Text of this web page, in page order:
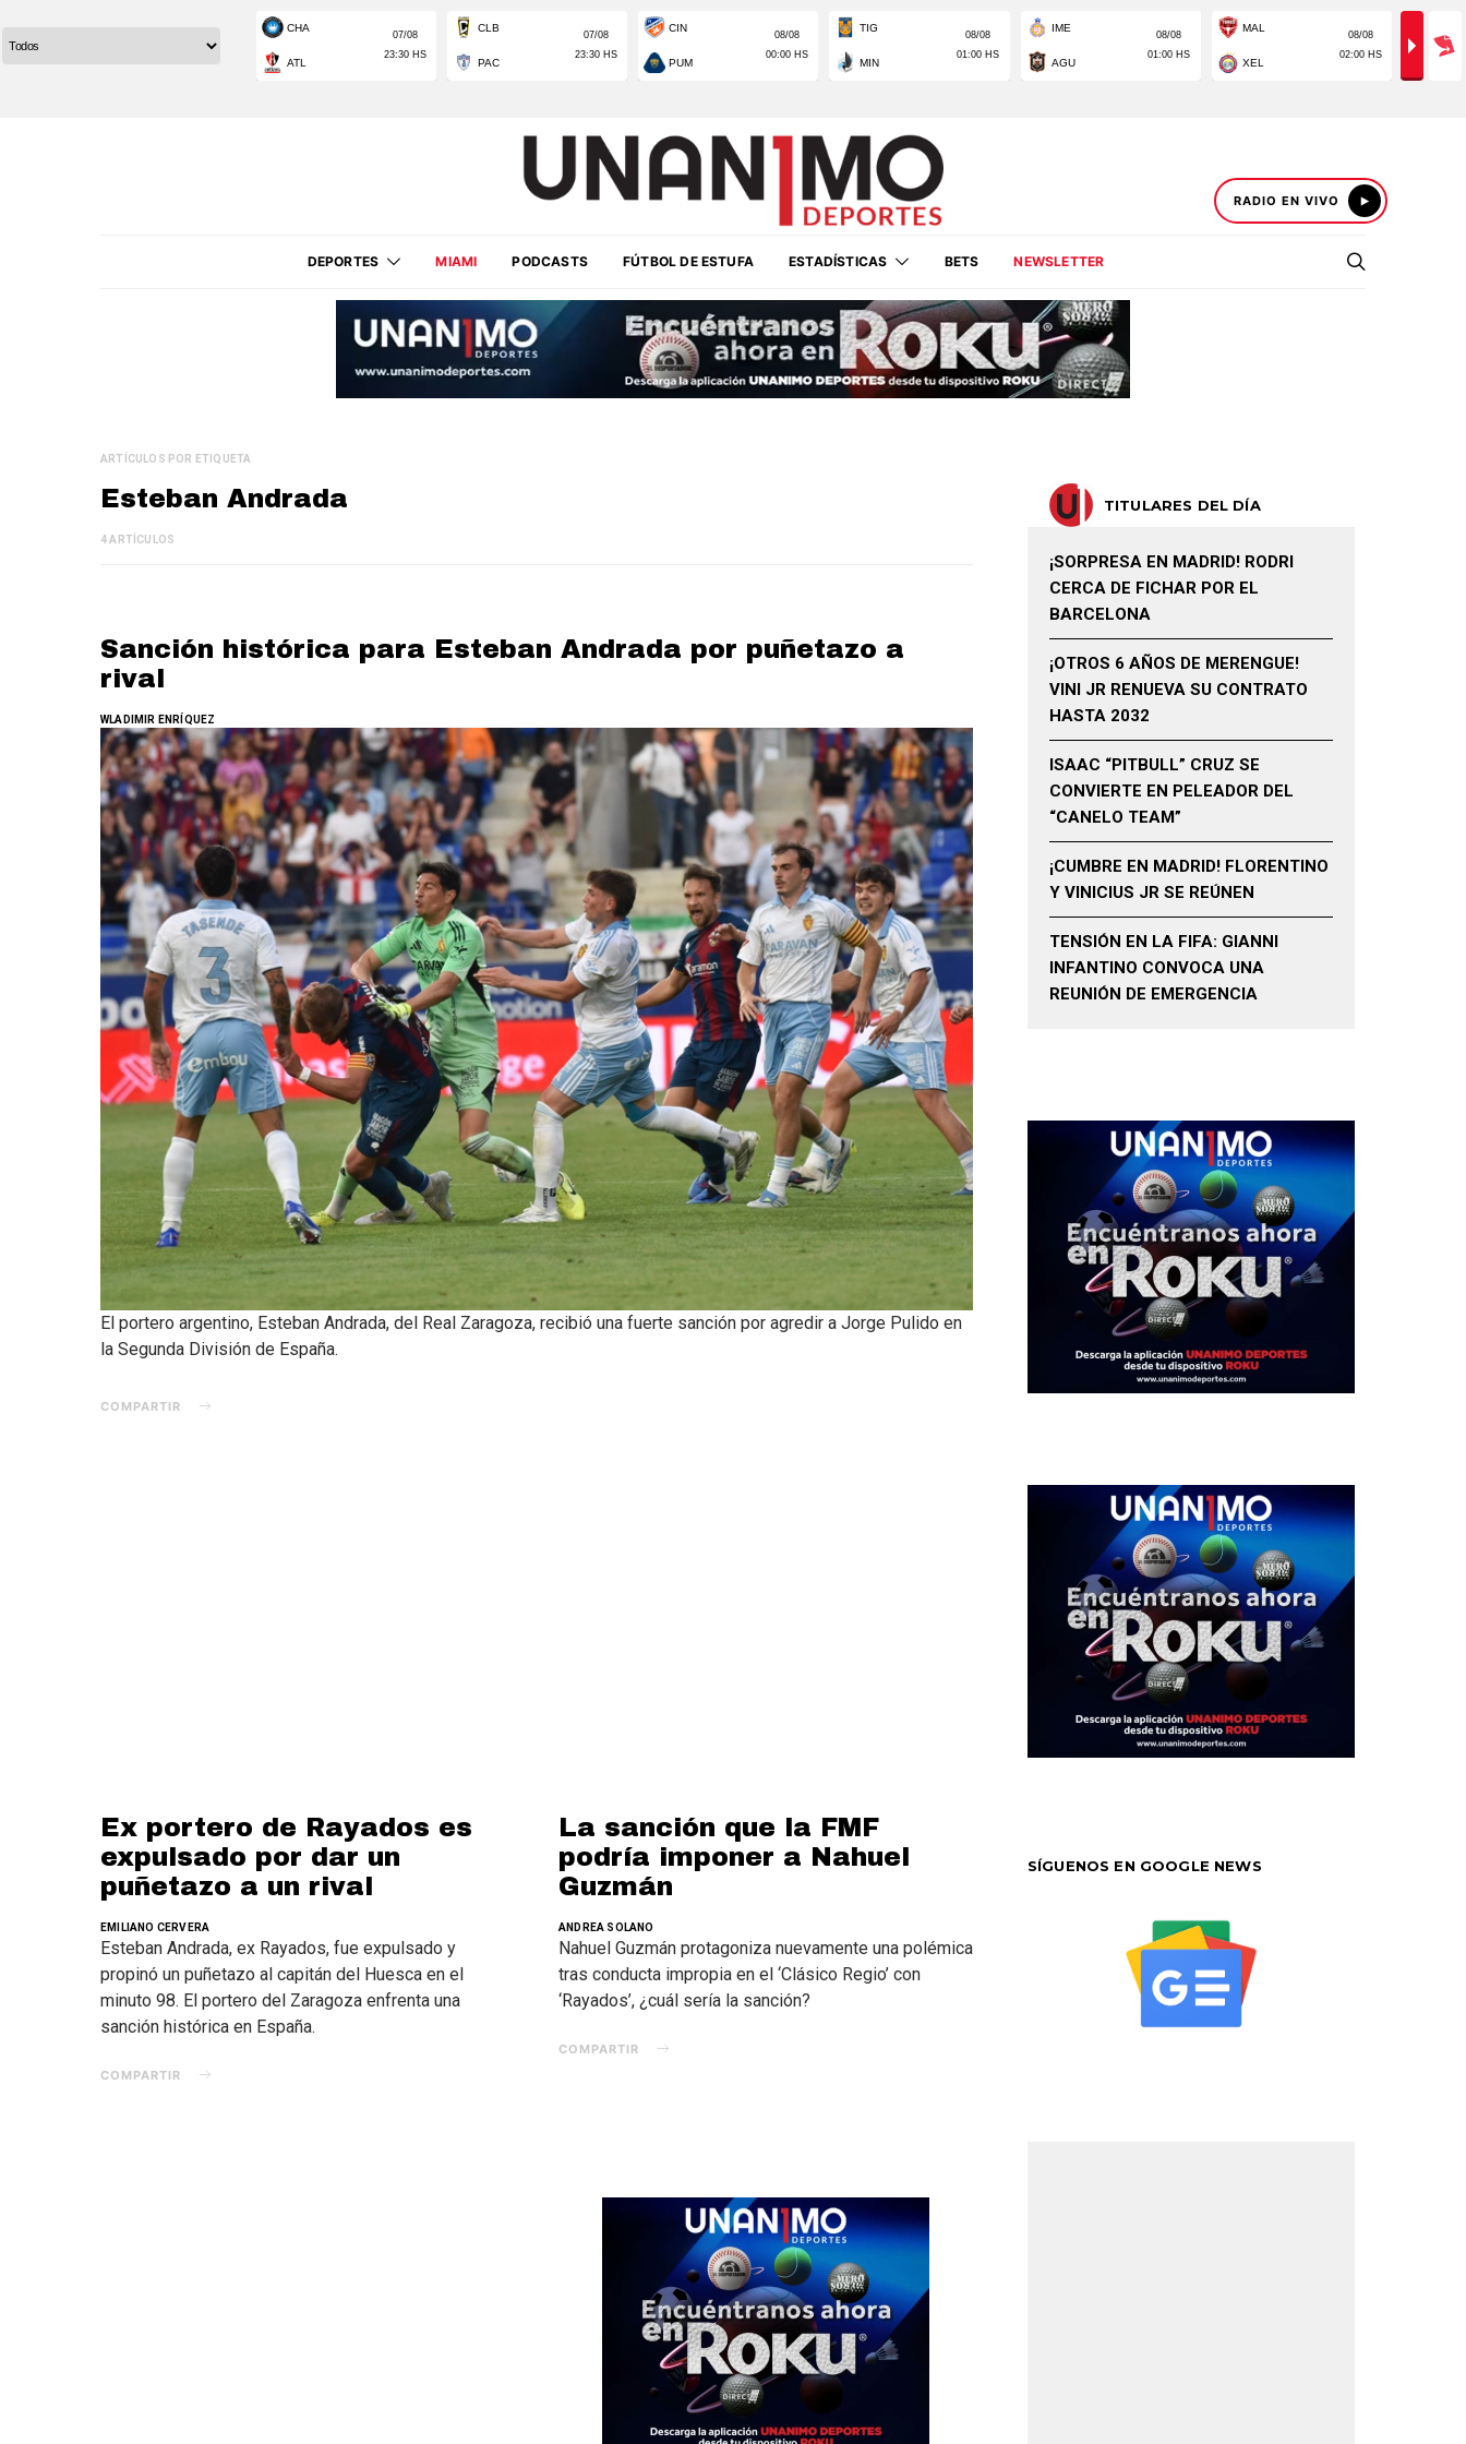
RADIO EN VIVO
DEPORTES MIAMI PODCASTS FÚTBOL DE ESTUFA ESTADÍSTICAS BETS NEWSLETTER
ARTÍCULOS POR ETIQUETA
Esteban Andrada
4 ARTÍCULOS
Sanción histórica para Esteban Andrada por puñetazo a
rival
WLADIMIR ENRÍQUEZ
El portero argentino, Esteban Andrada, del Real Zaragoza, recibió una fuerte sanción por agredir a Jorge Pulido en
la Segunda División de España.
COMPARTIR
Ex portero de Rayados es
expulsado por dar un
puñetazo a un rival
EMILIANO CERVERA
Esteban Andrada, ex Rayados, fue expulsado y
propinó un puñetazo al capitán del Huesca en el
minuto 98. El portero del Zaragoza enfrenta una
sanción histórica en España.
COMPARTIR
La sanción que la FMF
podría imponer a Nahuel
Guzmán
ANDREA SOLANO
Nahuel Guzmán protagoniza nuevamente una polémica
tras conducta impropia en el ‘Clásico Regio’ con
‘Rayados’, ¿cuál sería la sanción?
COMPARTIR
TITULARES DEL DÍA
¡SORPRESA EN MADRID! RODRI
CERCA DE FICHAR POR EL
BARCELONA
¡OTROS 6 AÑOS DE MERENGUE!
VINI JR RENUEVA SU CONTRATO
HASTA 2032
ISAAC “PITBULL” CRUZ SE
CONVIERTE EN PELEADOR DEL
“CANELO TEAM”
¡CUMBRE EN MADRID! FLORENTINO
Y VINICIUS JR SE REÚNEN
TENSIÓN EN LA FIFA: GIANNI
INFANTINO CONVOCA UNA
REUNIÓN DE EMERGENCIA
SÍGUENOS EN GOOGLE NEWS